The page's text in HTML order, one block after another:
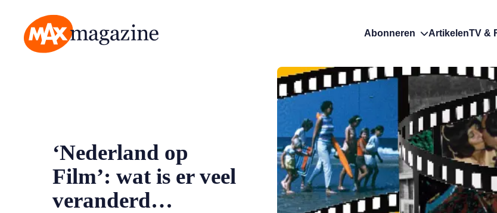
Abonneren ArtikelenTV &
‘Nederland op
Film’: wat is er veel
veranderd…